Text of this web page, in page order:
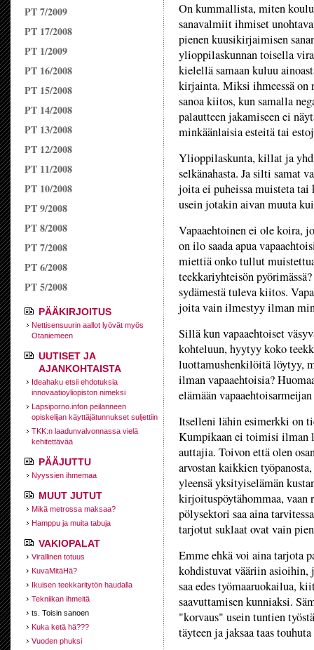
PT 7/2009
PT 17/2008
PT 1/2009
PT 16/2008
PT 15/2008
PT 14/2008
PT 13/2008
PT 12/2008
PT 11/2008
PT 10/2008
PT 9/2008
PT 8/2008
PT 7/2008
PT 6/2008
PT 5/2008
PÄÄKIRJOITUS
Nettisensuurin aallot lyövät myös
Otaniemeen
UUTISET JA
AJANKOHTAISTA
Ideahaku etsii ehdotuksia
innovaatioyliopiston nimeksi
Lapsiporno.infon peilanneen
opiskelijan käyttäjätunnukset suljettiin
TKK:n laadunvalvonnassa vielä
kehitettävää
PÄÄJUTTU
Nyyssien ihmemaa
MUUT JUTUT
Mikä metrossa maksaa?
Hamppu ja muita tabuja
VAKIOPALAT
Virallinen totuus
KuvaMitäHä?
Ikuisen teekkaritytön haudalla
Tekniikan ihmeitä
ts. Toisin sanoen
Kuka ketä hä???
Vuoden phuksi
On kummallista, miten
sanavalmiit ihmiset
pienen kuusikirjaimisen
ylioppilaskunnan toisella
kielellä samaan kuluu
kirjainta. Miksi ihmeessä on
sanoa kiitos, kun samalla
palautteen jakamiseen ei
minkäänlaisia esteitä tai
Ylioppilaskunta, killat ja
selkänahasta. Ja silti samat
joita ei puheissa muisteta
usein jotakin aivan muuta
Vapaaehtoinen ei ole koira,
on ilo saada apua
miettiä onko tullut
teekkariyhteisön
sydämestä tuleva kiitos.
joita vain ilmestyy ilman
Sillä kun vapaaehtoiset
kohteluun, hyytyy koko
luottamushenkilöitä löytyy,
ilman vapaaehtoisia?
elämään
Itselleni lähin esimerkki on
Kumpikaan ei toimisi ilman
auttajia. Toivon että olen
arvostan kaikkien
yleensä yksityiselämän
kirjoituspöytähommaa, vaan
pölysektori saa aina
tarjotut suklaat ovat vain
Emme ehkä voi aina tarjota
kohdistuvat vääriin asioihin,
saa edes työmaaruokailua,
saavuttamisen kunniaksi.
"korvaus" usein tuntien
täyteen ja jaksaa taas